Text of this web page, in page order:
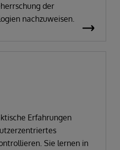
der
nachzuweisen.
Erfahrungen
Sie lernen in